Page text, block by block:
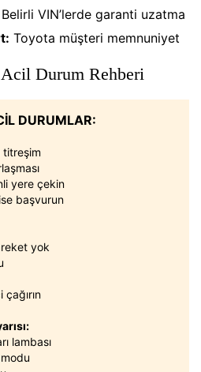
Belirli VIN’lerde garanti uzatma
Toyota müşteri memnuniyet
Durum Rehberi
DURUMLAR:
titreşim
yere çekin
başvurun
yok
lambası